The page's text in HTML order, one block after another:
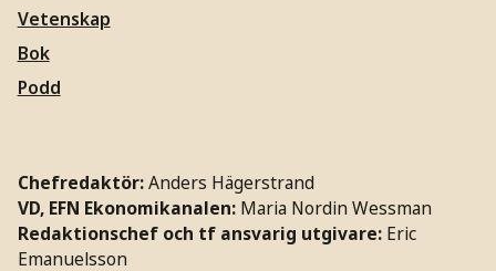
Vetenskap
Bok
Podd
Chefredaktör:Anders Hägerstrand
VD, EFN Ekonomikanalen: Maria Nordin Wessman
Redaktionschef och tf ansvarig utgivare: Eric
Emanuelsson